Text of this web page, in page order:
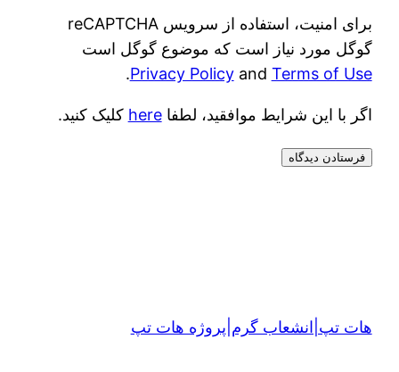
برای امنیت، استفاده از سرویس reCAPTCHA
گوگل مورد نیاز است که موضوع گوگل است
Privacy Policyand Terms of Use
.
اگر با این شرایط موافقید، لطفاhere کلیک کنید.
هات تپ|انشعاب گرم|پروژه هات تپ